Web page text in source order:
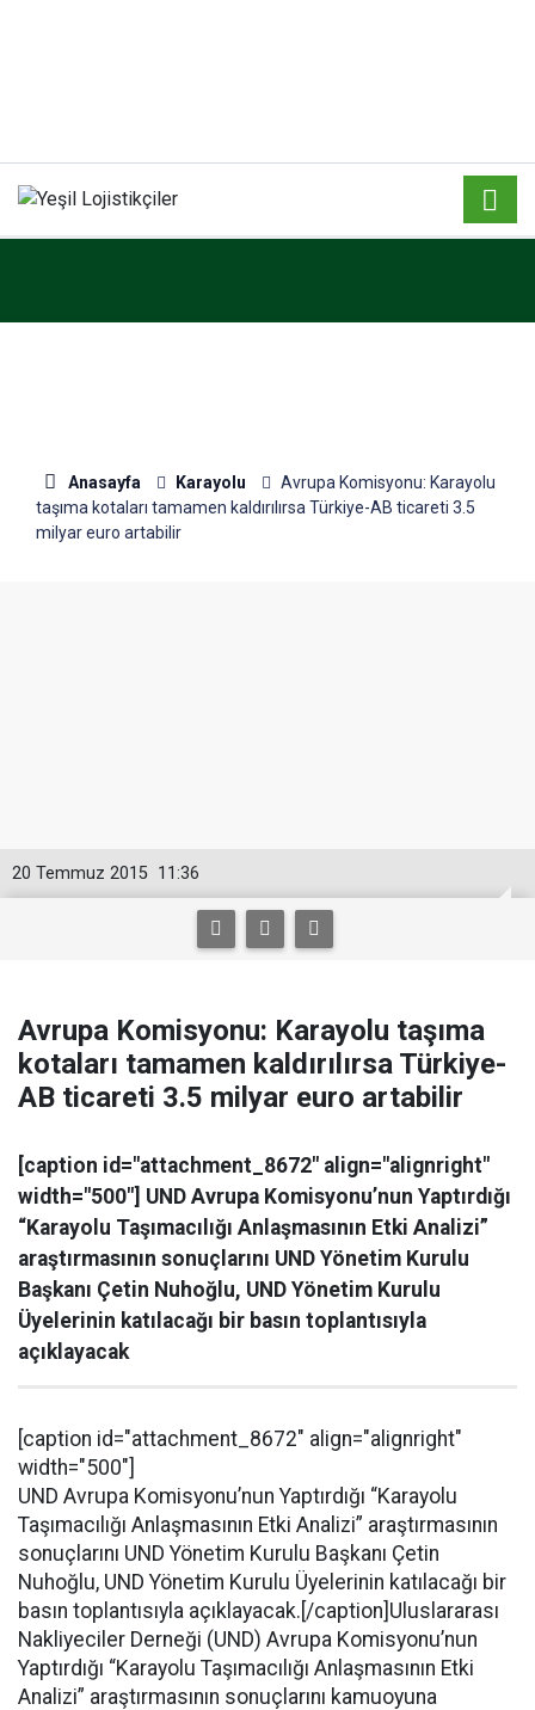
Anasayfa Karayolu
Avrupa Komisyonu: Karayolu
taşıma kotaları tamamen kaldırılırsa Türkiye-AB ticareti 3.5
milyar euro artabilir
11:36
20 Temmuz 2015
Avrupa Komisyonu: Karayolu taşıma
kotaları tamamen kaldırılırsa Türkiye-
AB ticareti 3.5 milyar euro artabilir
[caption id="attachment_8672" align="alignright"
width="500"] UND Avrupa Komisyonu’nun Yaptırdığı
“Karayolu Taşımacılığı Anlaşmasının Etki Analizi”
araştırmasının sonuçlarını UND Yönetim Kurulu
Başkanı Çetin Nuhoğlu, UND Yönetim Kurulu
Üyelerinin katılacağı bir basın toplantısıyla
açıklayacak
[caption id="attachment_8672" align="alignright"
width="500"]
UND Avrupa Komisyonu’nun Yaptırdığı “Karayolu
Taşımacılığı Anlaşmasının Etki Analizi” araştırmasının
sonuçlarını UND Yönetim Kurulu Başkanı Çetin
Nuhoğlu, UND Yönetim Kurulu Üyelerinin katılacağı bir
basın toplantısıyla açıklayacak.[/caption]Uluslararası
Nakliyeciler Derneği (UND) Avrupa Komisyonu’nun
Yaptırdığı “Karayolu Taşımacılığı Anlaşmasının Etki
Analizi” araştırmasının sonuçlarını kamuoyuna